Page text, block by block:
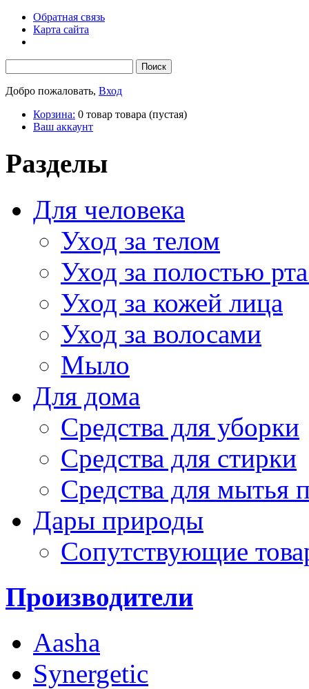
Обратная связь
Карта сайта
Добро пожаловать, Вход
Корзина: 0 товар товара (пустая)
Ваш аккаунт
Разделы
Для человека
Уход за телом
Уход за полостью
Уход за кожей лица
Уход за волосами
Мыло
Для дома
Средства для уборки
Средства для стирки
Средства для мытья
Дары природы
Сопутствующие
Производители
Aasha
Synergetic